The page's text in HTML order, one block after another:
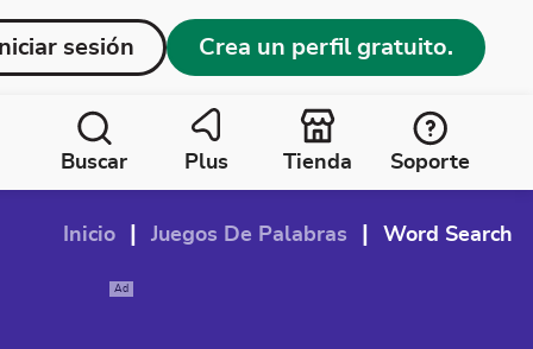
sesión Crea un perfil gratuito.
Buscar Plus Tienda Soporte
Inicio Juegos De Palabras Word Search
Ad